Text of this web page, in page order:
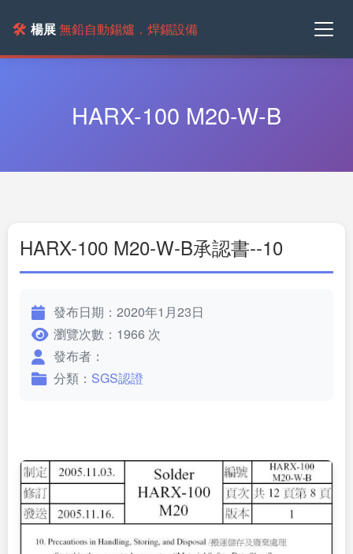
🛠️ 楊展無鉛自動錫爐．焊錫設備
HARX-100 M20-W-B
HARX-100 M20-W-B承認書--10
發布日期：2020年1月23日
瀏覽次數：1966 次
發布者：
分類： SGS認證